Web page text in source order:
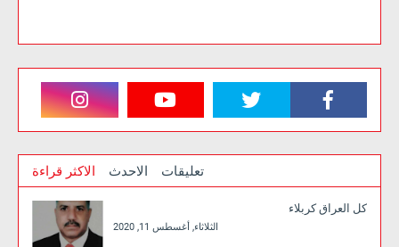
الاكثر قراءة الاحدث تعليقات
كل العراق كربلاء
الثلاثاء, أغسطس 11, 2020